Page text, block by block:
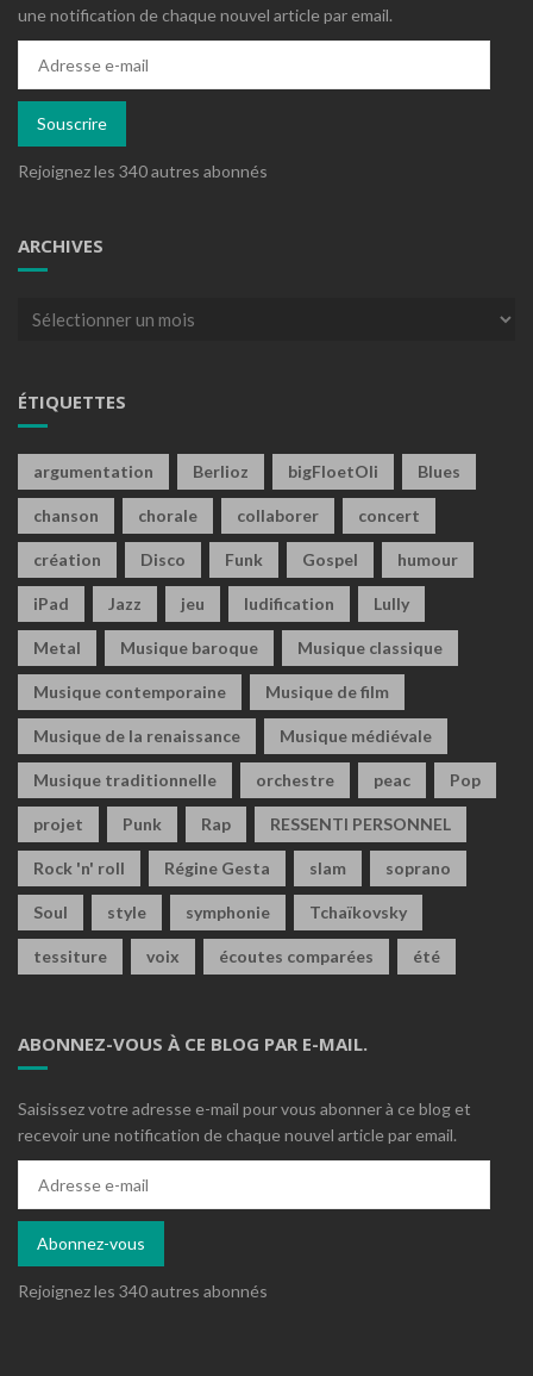
une notification de chaque nouvel article par email.
mail
Souscrire
Rejoignez les 340 autres abonnés
ARCHIVES
Archives
ÉTIQUETTES
argumentation Berlioz bigFloetOli Blues
chanson chorale collaborer concert
création Disco Funk Gospel humour
iPad Jazz jeu ludification Lully
Metal Musique baroque Musique classique
Musique contemporaine Musique de film
Musique de la renaissance Musique médiévale
Musique traditionnelle orchestre peac Pop
projet Punk Rap RESSENTI PERSONNEL
Rock 'n' roll Régine Gesta slam soprano
Soul style symphonie Tchaïkovsky
tessiture voix écoutes comparées été
ABONNEZ-VOUS À CE BLOG PAR E-MAIL.
Saisissez votre adresse e-mail pour vous abonner à ce blog et
recevoir une notification de chaque nouvel article par email.
mail
Abonnez-vous
Rejoignez les 340 autres abonnés